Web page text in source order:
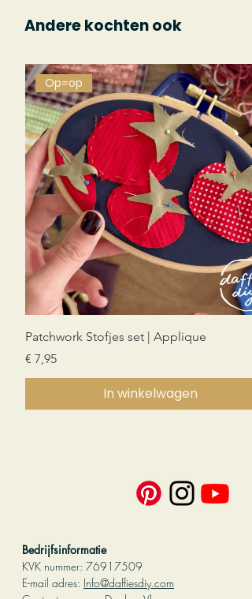
Andere kochten ook
Op=op
Patchwork Stofjes set | Applique
Prijs
€ 7,95
In winkelwagen
Bedrijfsinformatie
KVK nummer: 76917509
E-mail adres: Info@daffiesdiy.com